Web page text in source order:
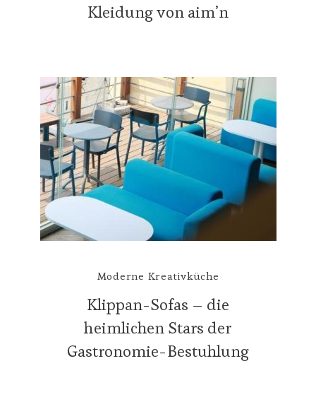
Kleidung von aim’n
Moderne Kreativküche
Klippan-Sofas – die
heimlichen Stars der
Gastronomie-Bestuhlung